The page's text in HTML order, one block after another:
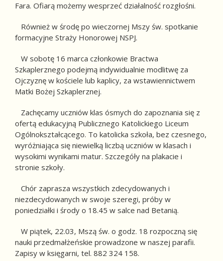
Fara. Ofiarą możemy wesprzeć działalność rozgłośni.
Również w środę po wieczornej Mszy św. spotkanie
formacyjne Straży Honorowej NSPJ.
W sobotę 16 marca członkowie Bractwa
Szkaplerznego podejmą indywidualnie modlitwę za
Ojczyznę w kościele lub kaplicy, za wstawiennictwem
Matki Bożej Szkaplerznej.
Zachęcamy uczniów klas ósmych do zapoznania się z
ofertą edukacyjną Publicznego Katolickiego Liceum
Ogólnokształcącego. To katolicka szkoła, bez czesnego,
wyróżniająca się niewielką liczbą uczniów w klasach i
wysokimi wynikami matur. Szczegóły na plakacie i
stronie szkoły.
Chór zaprasza wszystkich zdecydowanych i
niezdecydowanych w swoje szeregi, próby w
poniedziałki i środy o 18.45 w salce nad Betanią.
W piątek, 22.03, Mszą św. o godz. 18 rozpoczną się
nauki przedmałżeńskie prowadzone w naszej parafii.
Zapisy w księgarni, tel. 882 324 158.